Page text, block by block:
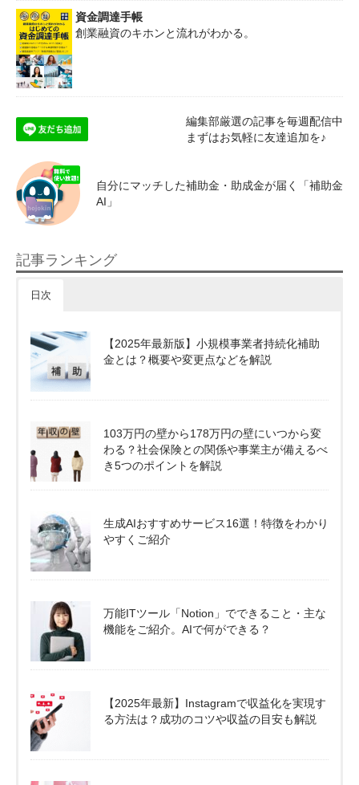
資金調達手帳
創業融資のキホンと流れがわかる。
編集部厳選の記事を毎週配信中
まずはお気軽に友達追加を♪
自分にマッチした補助金・助成金が届く「補助金
AI」
記事ランキング
日次
【2025年最新版】小規模事業者持続化補助
金とは？概要や変更点などを解説
103万円の壁から178万円の壁にいつから変
わる？社会保険との関係や事業主が備えるべ
き5つのポイントを解説
生成AIおすすめサービス16選！特徴をわかり
やすくご紹介
万能ITツール「Notion」でできること・主な
機能をご紹介。AIで何ができる？
【2025年最新】Instagramで収益化を実現す
る方法は？成功のコツや収益の目安も解説